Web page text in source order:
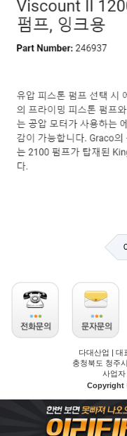
다대산업 | 대
충청북도 청주
사업자
Copyright